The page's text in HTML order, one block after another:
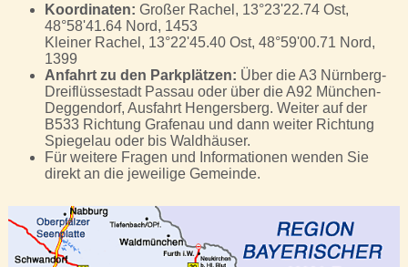
Koordinaten: Großer Rachel, 13°23'22.74 Ost,
48°58'41.64 Nord, 1453
Kleiner Rachel, 13°22'45.40 Ost, 48°59'00.71 Nord,
1399
Anfahrt zu den Parkplätzen: Über die A3 Nürnberg-
Dreiflüssestadt Passau oder über die A92 München-
Deggendorf, Ausfahrt Hengersberg. Weiter auf der
B533 Richtung Grafenau und dann weiter Richtung
Spiegelau oder bis Waldhäuser.
Für weitere Fragen und Informationen wenden Sie
direkt an die jeweilige Gemeinde.